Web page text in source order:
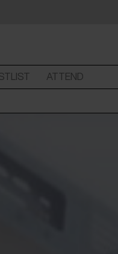
ATTEND